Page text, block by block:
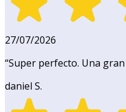
27/07/2026
“Super perfecto. Una
daniel S.